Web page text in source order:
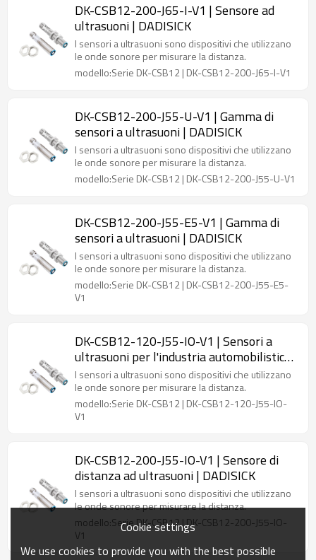
DK-CSB12-200-J65-I-V1 | Sensore ad
ultrasuoni | DADISICK
I sensori a ultrasuoni sono dispositivi che utilizzano
le onde sonore per misurare la distanza.
modello:Serie DK-CSB12 | DK-CSB12-200-J65-I-V1
DK-CSB12-200-J55-U-V1 | Gamma di
sensori a ultrasuoni | DADISICK
I sensori a ultrasuoni sono dispositivi che utilizzano
le onde sonore per misurare la distanza.
modello:Serie DK-CSB12 | DK-CSB12-200-J55-U-V1
DK-CSB12-200-J55-E5-V1 | Gamma di
sensori a ultrasuoni | DADISICK
I sensori a ultrasuoni sono dispositivi che utilizzano
le onde sonore per misurare la distanza.
modello:Serie DK-CSB12 | DK-CSB12-200-J55-E5-
V1
DK-CSB12-120-J55-IO-V1 | Sensori a
ultrasuoni per l'industria automobilistica |
DADISICK
I sensori a ultrasuoni sono dispositivi che utilizzano
le onde sonore per misurare la distanza.
modello:Serie DK-CSB12 | DK-CSB12-120-J55-IO-
V1
DK-CSB12-200-J55-IO-V1 | Sensore di
distanza ad ultrasuoni | DADISICK
I sensori a ultrasuoni sono dispositivi che utilizzano
le onde sonore per misurare la distanza.
modello:Serie DK-CSB12 | DK-CSB12-200-J55-IO-
V1
Cookie settings
We use cookies to provide you with the best possible